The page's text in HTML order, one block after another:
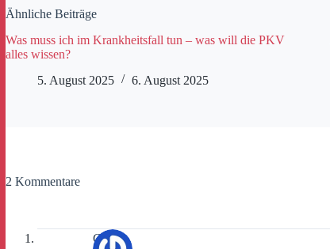
Ähnliche Beiträge
Was muss ich im Krankheitsfall tun – was will die PKV
alles wissen?
5. August 2025
6. August 2025
2 Kommentare
GPo